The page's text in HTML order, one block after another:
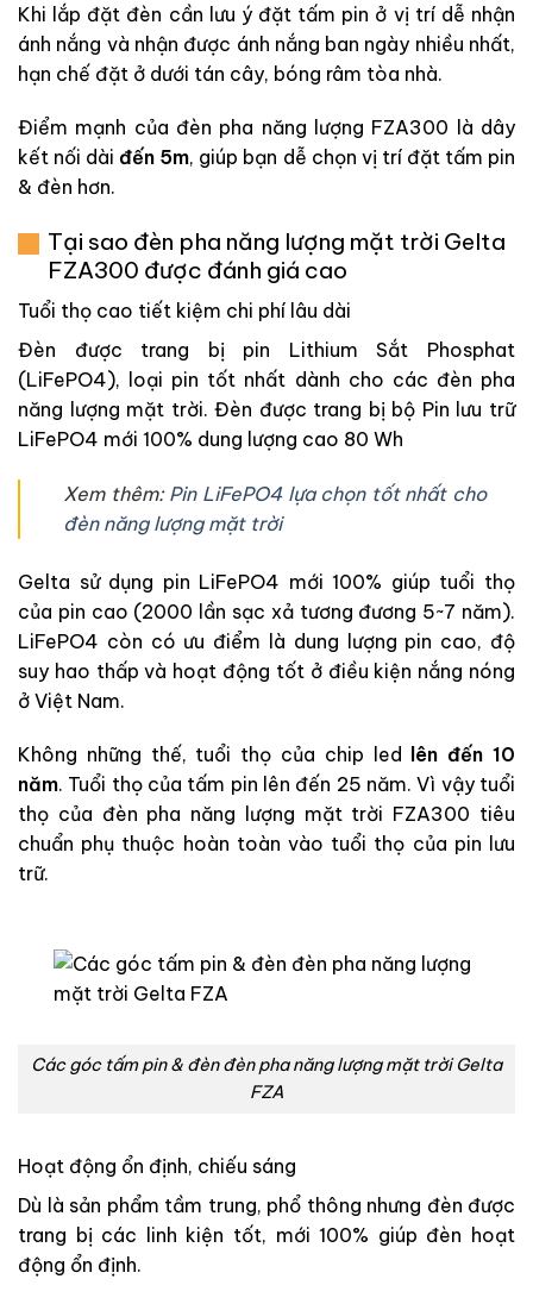
Khi lắp đặt đèn cần lưu ý đặt tấm pin ở vị trí dễ nhận
ánh nắng và nhận được ánh nắng ban ngày nhiều nhất,
hạn chế đặt ở dưới tán cây, bóng râm tòa nhà.
Điểm mạnh của đèn pha năng lượng FZA300 là dây
kết nối dàiđến 5m, giúp bạn dễ chọn vị trí đặt tấm pin
& đèn hơn.
Tại sao đèn pha năng lượng mặt trời Gelta
FZA300 được đánh giá cao
Tuổi thọ cao tiết kiệm chi phí lâu dài
Đèn được trang bị pin Lithium Sắt Phosphat
(LiFePO4), loại pin tốt nhất dành cho các đèn pha
năng lượng mặt trời. Đèn được trang bị bộ Pin lưu trữ
LiFePO4 mới 100% dung lượng cao 80 Wh
Xem thêm: Pin LiFePO4 lựa chọn tốt nhất cho
đèn năng lượng mặt trời
Gelta sử dụng pin LiFePO4 mới 100% giúp tuổi thọ
của pin cao (2000 lần sạc xả tương đương 5~7 năm).
LiFePO4 còn có ưu điểm là dung lượng pin cao, độ
suy hao thấp và hoạt động tốt ở điều kiện nắng nóng
ở Việt Nam.
Không những thế, tuổi thọ của chip led
lên đến 10
năm. Tuổi thọ của tấm pin lên đến 25 năm. Vì vậy tuổi
thọ của đèn pha năng lượng mặt trời FZA300 tiêu
chuẩn phụ thuộc hoàn toàn vào tuổi thọ của pin lưu
trữ.
Các góc tấm pin & đèn đèn pha năng lượng mặt trời Gelta
FZA
Hoạt động ổn định, chiếu sáng
Dù là sản phẩm tầm trung, phổ thông nhưng đèn được
trang bị các linh kiện tốt, mới 100% giúp đèn hoạt
động ổn định.